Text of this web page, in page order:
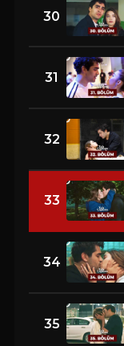
30
31
32
33
34
35